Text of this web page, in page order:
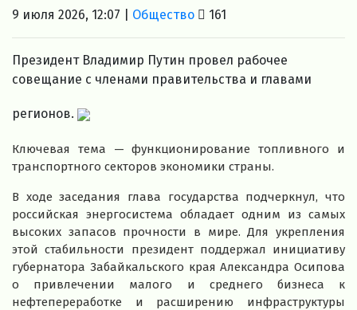
9 июля 2026, 12:07 | Общество 161
Президент Владимир Путин провел рабочее
совещание с членами правительства и главами
регионов.
Ключевая тема — функционирование топливного и
транспортного секторов экономики страны.
В ходе заседания глава государства подчеркнул, что
российская энергосистема обладает одним из самых
высоких запасов прочности в мире. Для укрепления
этой стабильности президент поддержал инициативу
губернатора Забайкальского края Александра Осипова
о привлечении малого и среднего бизнеса к
нефтепереработке и расширению инфраструктуры